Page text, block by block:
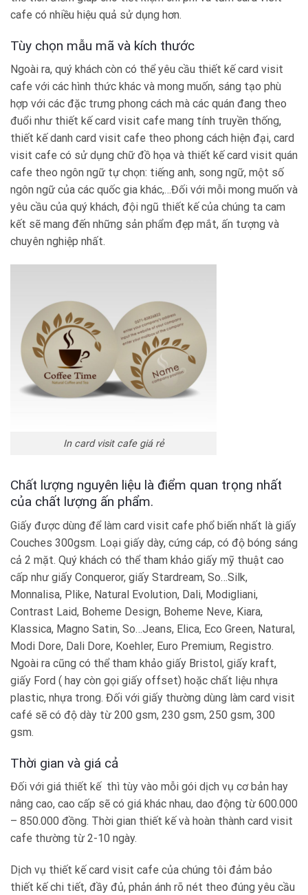
cafe có nhiều hiệu quả sử dụng hơn.
Tùy chọn mẫu mã và kích thước
Ngoài ra, quý khách còn có thể yêu cầu thiết kếcard visit
cafe với các hình thức khác và mong muốn, sáng tạo phù
hợp với các đặc trưng phong cách mà các quán đang theo
đuổi như thiết kếcard visit cafe mang tính truyền thống,
thiết kế danh card visit cafe theo phong cách hiện đại, card
visit cafe có sử dụng chữ đồ họa và thiết kế card visit quán
cafe theo ngôn ngữ tự chọn: tiếng anh, song ngữ, một số
ngôn ngữ của các quốc gia khác,…Đối với mỗi mong muốn và
yêu cầu của quý khách, đội ngũ thiết kế của chúng ta cam
kết sẽ mang đến những sản phẩm đẹp mắt, ấn tượng và
chuyên nghiệp nhất.
In card visit cafe giá rẻ
Chất lượng nguyên liệu là điểm quan trọng nhất
của chất lượng ấn phẩm.
Giấy được dùng để làm card visit cafe phổ biến nhất là giấy
Couches 300gsm. Loại giấy dày, cứng cáp, có độ bóng sáng
cả 2 mặt. Quý khách có thể tham khảo giấy mỹ thuật cao
cấp như giấy Conqueror, giấy Stardream, So…Silk,
Monnalisa, Plike, Natural Evolution, Dali, Modigliani,
Contrast Laid, Boheme Design, Boheme Neve, Kiara,
Klassica, Magno Satin, So…Jeans, Elica, Eco Green, Natural,
Modi Dore, Dali Dore, Koehler, Euro Premium, Registro.
Ngoài ra cũng có thể tham khảo giấy Bristol, giấy kraft,
giấy Ford ( hay còn gọi giấy offset) hoặc chất liệu nhựa
plastic, nhựa trong. Đối với giấy thường dùng làm card visit
café sẽ có độ dày từ 200 gsm, 230 gsm, 250 gsm, 300
gsm.
Thời gian và giá cả
Đối với giá thiết kế thì tùy vào mỗi gói dịch vụ cơ bản hay
nâng cao, cao cấp sẽ có giá khác nhau, dao động từ 600.000
– 850.000 đồng. Thời gian thiết kế và hoàn thành card visit
cafe thường từ 2-10 ngày.
Dịch vụ thiết kếcard visit cafe của chúng tôi đảm bảo
thiết kế chi tiết, đầy đủ, phản ánh rõ nét theo đúng yêu cầu